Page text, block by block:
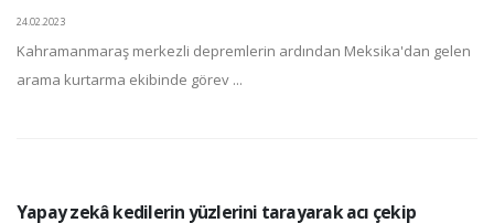
24.02.2023
Kahramanmaraş merkezli depremlerin ardından Meksika'dan gelen
arama kurtarma ekibinde görev ...
Yapay zekâ kedilerin yüzlerini tarayarak acı çekip